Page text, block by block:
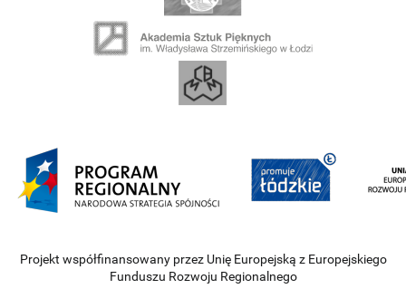
Projekt współfinansowany przez Unię Europejską z Europejskiego
Funduszu Rozwoju Regionalnego